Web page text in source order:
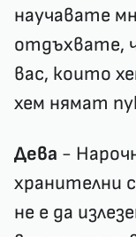
научавате
отдъхвате,
вас, които
хем нямат
Дева -
хранителни
не е да